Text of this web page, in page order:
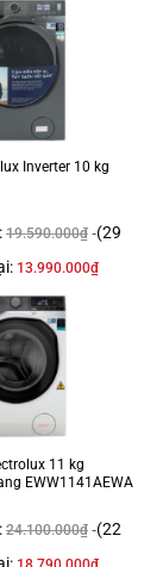
nhấn
Lối thiết kế
chiếc máy giặt
Inverter 10 kg
19.590.000₫ (29
13.990.000₫
11 kg
EWW1141AEWA
24.100.000₫ (22